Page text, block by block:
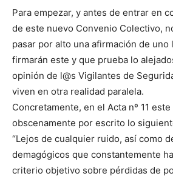
Para empezar, y antes de entrar en
de este nuevo Convenio Colectivo,
pasar por alto una afirmación de uno
firmarán este y que prueba lo
opinión de l@s Vigilantes de
viven en otra realidad paralela.
Concretamente, en el Acta nº 11
obscenamente por escrito lo
“Lejos de cualquier ruido, así como
demagógicos que constantemente
criterio objetivo sobre pérdidas de